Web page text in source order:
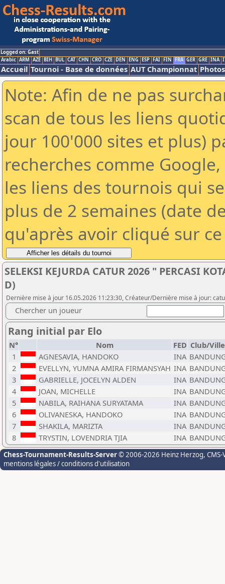
Logged on: Gast
Arabic ARM AZE BIH BUL CAT CHN CRO CZE DEN ENG ESP FAI FIN FRA GER GRE INA
Accueil Tournoi - Base de données AUT Championnat Photos
Note: Afin de ne pas
scan de tous les liens
jour 100'000 sites et plus)
recherches comme
les liens des tournois qui
plus de 2 semaines (date
qu'après avoir cliqué sur
SELEKSI KEJURDA CATUR 2026 " PERCASI
D)
Dernière mise à jour 16.05.2026 11:23:30, Créateur/Dernière mise à jour:
Chercher un joueur
Rang initial par Elo
N° Nom FED Club/Ville
1
AGNESAVIA, HANDOKO INA
2
EVELLYN, YUMNA AMIRA FIRMANSYAH INA
3
GABRIELLE, JOCELYN ALDEN INA
4
JOAN, MICHELLE INA
5
NABILA, RAIHANA SURYATAMA INA
6
OLIVANESKA, HANDOKO INA
7
SHAKILA, MARIZTA INA
8
TRYSTIN, LOVENDRIA TJIA INA
Chess-Tournament-Results-Server© 2006-2026 Heinz Herzog,
mentions légales / conditions d'utilisation